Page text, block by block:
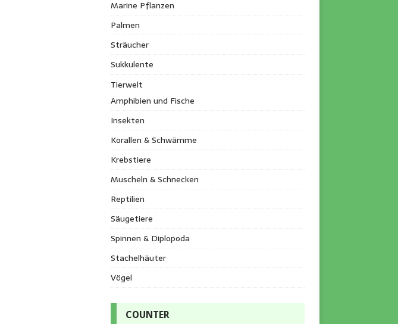
Marine Pflanzen
Palmen
Sträucher
Sukkulente
Tierwelt
Amphibien und Fische
Insekten
Korallen & Schwämme
Krebstiere
Muscheln & Schnecken
Reptilien
Säugetiere
Spinnen & Diplopoda
Stachelhäuter
Vögel
COUNTER